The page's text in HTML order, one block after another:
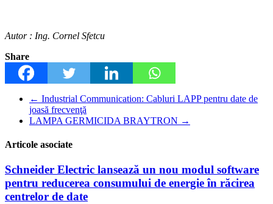
Autor : Ing. Cornel Sfetcu
Share
← Industrial Communication: Cabluri LAPP pentru date de
joasă frecvenţă
LAMPA GERMICIDA BRAYTRON →
Articole asociate
Schneider Electric lansează un nou modul software
pentru reducerea consumului de energie în răcirea
centrelor de date